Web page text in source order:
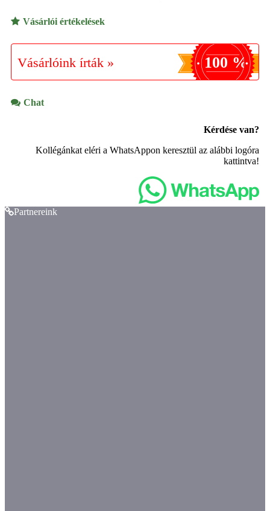
Vásárlói értékelések
Vásárlóink írták » 100 %
Chat
Kérdése van?
Kollégánkat eléri a WhatsAppon keresztül az alábbi logóra
kattintva!
Partnereink